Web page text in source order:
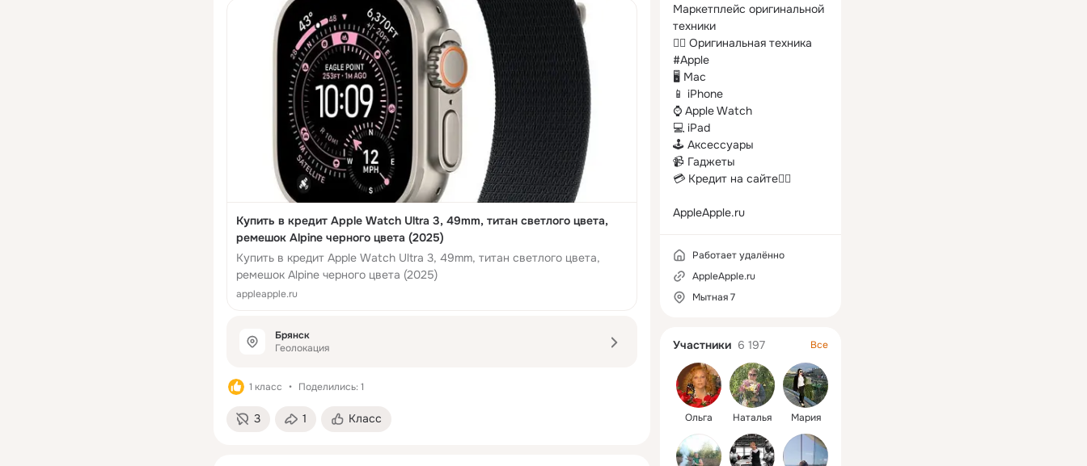
Купить в кредит Apple Watch Ultra 3, 49mm, титан светлого цвета,
ремешок Alpine черного цвета (2025)
Купить в кредит Apple Watch Ultra 3, 49mm, титан светлого цвета,
ремешок Alpine черного цвета (2025)
appleapple.ru
Брянск
Геолокация
1 класс Поделились: 1
3 1 Класс
Маркетплейс оригинальной
техники
👌🏻 Оригинальная техника
#Apple
🖥 Mac
📱 iPhone
⌚️ Apple Watch
💻 iPad
🕹 Аксессуары
📹 Гаджеты
💳 Кредит на сайте👇🏻
AppleApple.ru
Работает удалённо
AppleApple.ru
Мытная 7
Участники 6 197 Все
Ольга Наталья Мария